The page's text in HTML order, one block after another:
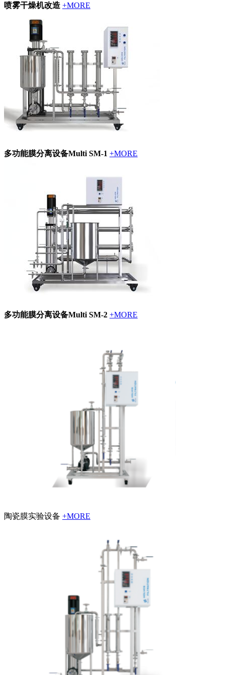
喷雾干燥机改造 +MORE
多功能膜分离设备Multi SM-1 +MORE
多功能膜分离设备Multi SM-2 +MORE
陶瓷膜实验设备 +MORE